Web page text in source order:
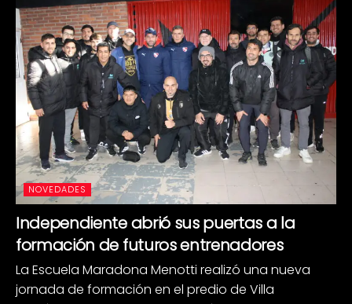
NOVEDADES
Independiente abrió sus puertas a la
formación de futuros entrenadores
La Escuela Maradona Menotti realizó una nueva
jornada de formación en el predio de Villa